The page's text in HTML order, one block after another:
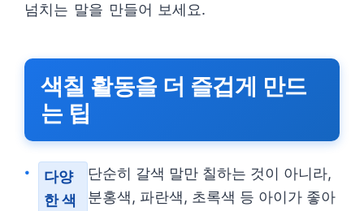
넘치는 말을 만들어 보세요.
색칠 활동을 더 즐겁게 만드
는 팁
다양
한 색
단순히 갈색 말만 칠하는 것이 아니라,
분홍색, 파란색, 초록색 등 아이가 좋아